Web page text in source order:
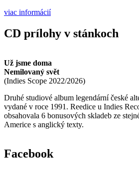
viac informácií
CD prílohy v stánkoch
Už jsme doma
Nemilovaný svět
(Indies Scope 2022/2026)
Druhé studiové album legendární české
vydané v roce 1991. Reedice u Indies
obsahovala 6 bonusových skladeb ze
Americe s anglický texty.
Facebook